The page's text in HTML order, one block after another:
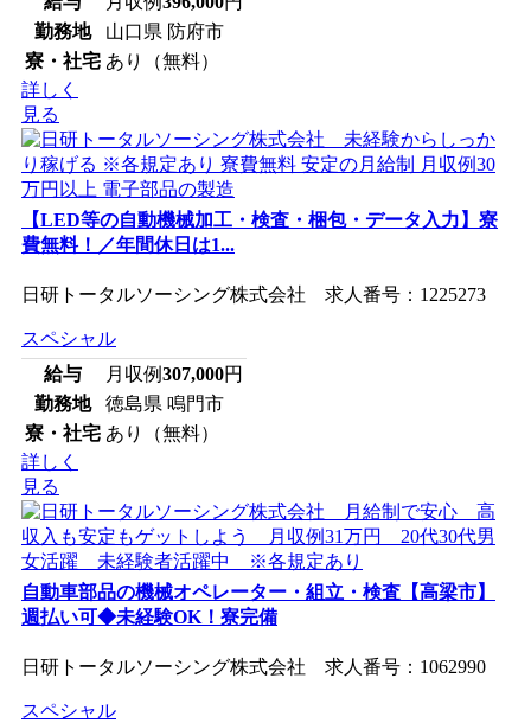
勤務地
山口県 防府市
寮・社宅 あり（無料）
詳しく
見る
【LED等の自動機械加工・検査・梱包・データ入力】寮
費無料！／年間休日は1...
日研トータルソーシング株式会社 求人番号：1225273
スペシャル
給与
月収例307,000円
勤務地
徳島県 鳴門市
寮・社宅 あり（無料）
詳しく
見る
自動車部品の機械オペレーター・組立・検査【高梁市】
週払い可◆未経験OK！寮完備
日研トータルソーシング株式会社 求人番号：1062990
スペシャル